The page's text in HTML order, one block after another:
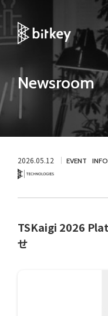
Newsroom
2026.05.12 EVENT
TSKaigi 2026
せ